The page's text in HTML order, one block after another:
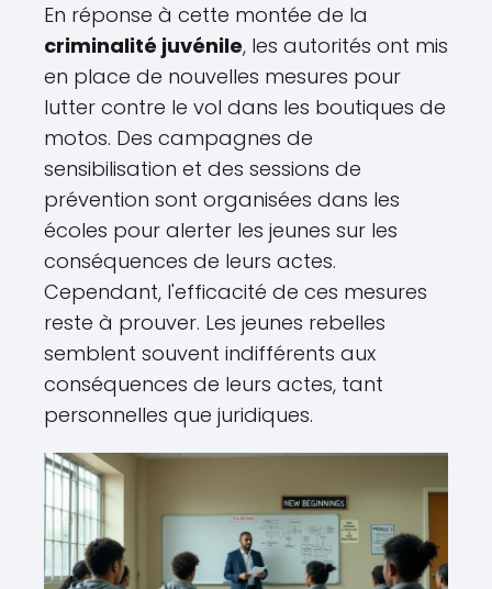
En réponse à cette montée de la
criminalité juvénile, les autorités ont mis
en place de nouvelles mesures pour
lutter contre le vol dans les boutiques de
motos. Des campagnes de
sensibilisation et des sessions de
prévention sont organisées dans les
écoles pour alerter les jeunes sur les
conséquences de leurs actes.
Cependant, l'efficacité de ces mesures
reste à prouver. Les jeunes rebelles
semblent souvent indifférents aux
conséquences de leurs actes, tant
personnelles que juridiques.